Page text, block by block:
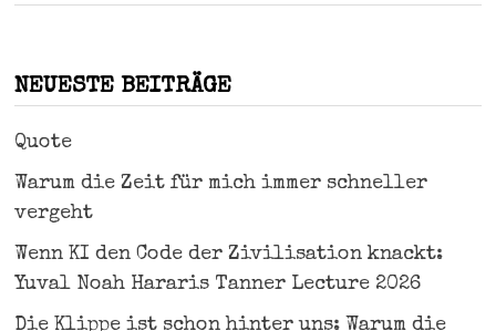
NEUESTE BEITRÄGE
Quote
Warum die Zeit für mich immer schneller
vergeht
Wenn KI den Code der Zivilisation knackt:
Yuval Noah Hararis Tanner Lecture 2026
Die Klippe ist schon hinter uns: Warum die